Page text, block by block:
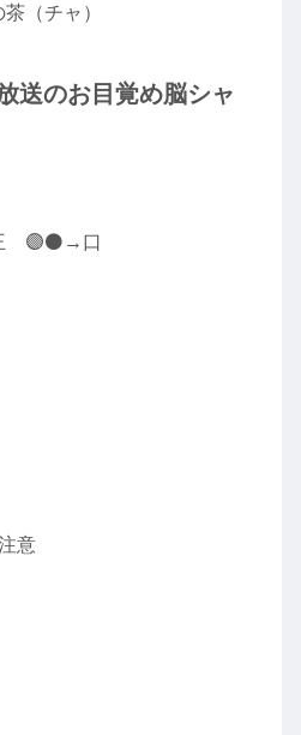
（チャ）
送のお目覚め脳シャ
🟣⚫→口
意